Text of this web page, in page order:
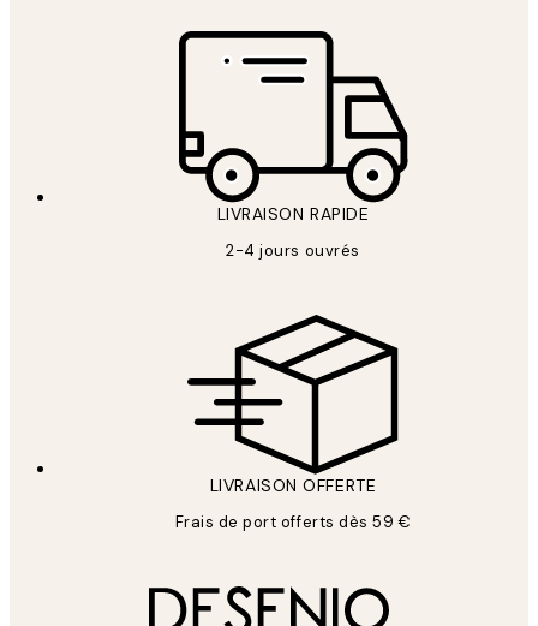
LIVRAISON RAPIDE
2-4 jours ouvrés
LIVRAISON OFFERTE
Frais de port offerts dès 59 €